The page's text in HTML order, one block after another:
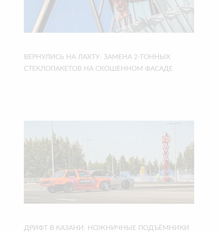
ВЕРНУЛИСЬ НА ЛАХТУ: ЗАМЕНА 2-ТОННЫХ
СТЕКЛОПАКЕТОВ НА СКОШЕННОМ ФАСАДЕ
ДРИФТ В КАЗАНИ: НОЖНИЧНЫЕ ПОДЪЁМНИКИ